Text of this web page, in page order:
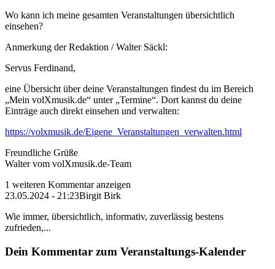
Wo kann ich meine gesamten Veranstaltungen übersichtlich
einsehen?
Anmerkung der Redaktion /Walter Säckl:
Servus Ferdinand,
eine Übersicht über deine Veranstaltungen findest du im Bereich
„Mein volXmusik.de“ unter „Termine“. Dort kannst du deine
Einträge auch direkt einsehen und verwalten:
https://volxmusik.de/Eigene_Veranstaltungen_verwalten.html
Freundliche Grüße
Walter vom volXmusik.de-Team
1 weiteren Kommentar anzeigen
23.05.2024 - 21:23Birgit Birk
Wie immer, übersichtlich, informativ, zuverlässig bestens
zufrieden,...
Dein Kommentar zum Veranstaltungs-Kalender